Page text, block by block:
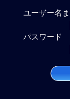
ユーザー名
パスワード